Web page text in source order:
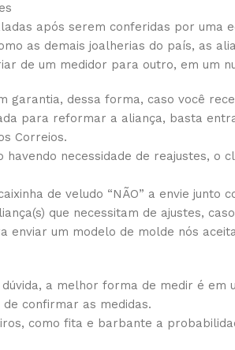
após serem conferidas por uma
as demais joalherias do país, as
de um medidor para outro, em um
garantia, dessa forma, caso você
para reformar a aliança, basta
Correios.
havendo necessidade de reajustes,
de veludo “NÃO” a envie
que necessitam de ajustes,
enviar um modelo de molde nós
a melhor forma de medir é em
confirmar as medidas.
como fita e barbante a